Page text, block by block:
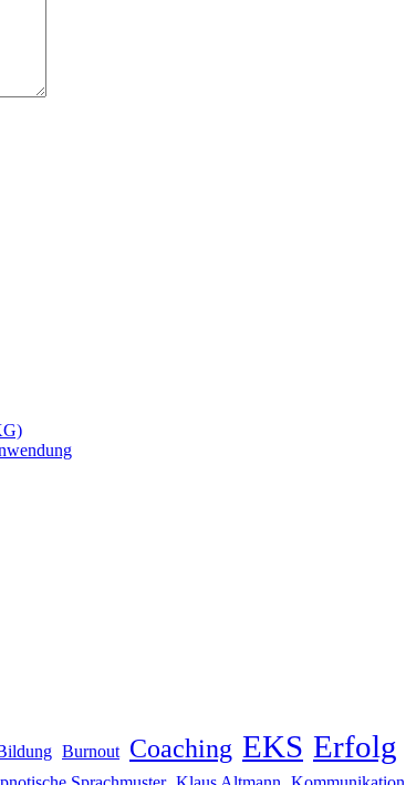
Burnout Coaching EKS Erfolg